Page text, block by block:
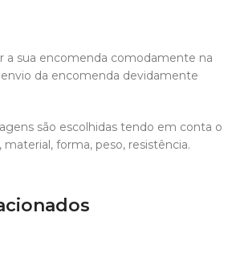
a sua encomenda comodamente na
da encomenda devidamente
são escolhidas tendo em conta o
forma, peso, resistência.